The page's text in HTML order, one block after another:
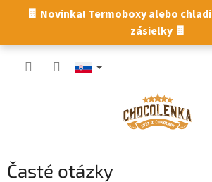
🍫 Novinka! Termoboxy alebo
zásielky 🍫
Časté otázky